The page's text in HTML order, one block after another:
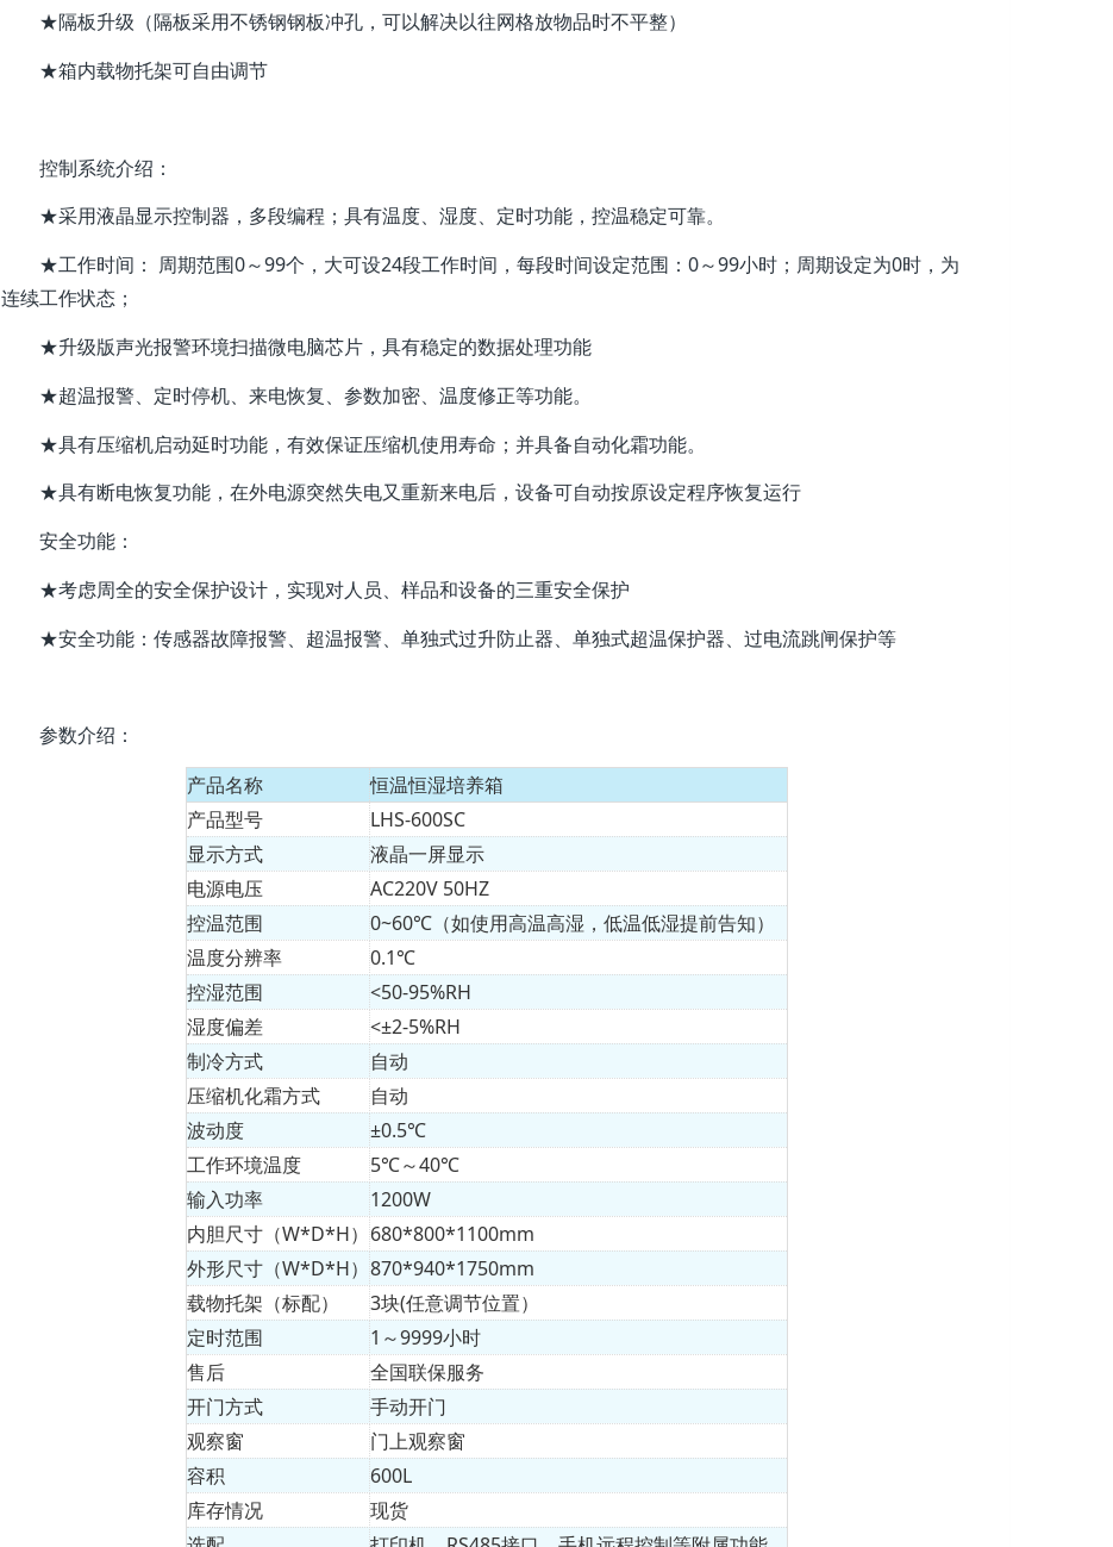
★隔板升级（隔板采用不锈钢钢板冲孔，可以解决以往网格放物品时不平整）
★箱内载物托架可自由调节
控制系统介绍：
★采用液晶显示控制器，多段编程；具有温度、湿度、定时功能，控温稳定可靠。
★工作时间： 周期范围0～99个，大可设24段工作时间，每段时间设定范围：0～99小时；周期设定为0时，为
连续工作状态；
★升级版声光报警环境扫描微电脑芯片，具有稳定的数据处理功能
★超温报警、定时停机、来电恢复、参数加密、温度修正等功能。
★具有压缩机启动延时功能，有效保证压缩机使用寿命；并具备自动化霜功能。
★具有断电恢复功能，在外电源突然失电又重新来电后，设备可自动按原设定程序恢复运行
安全功能：
★考虑周全的安全保护设计，实现对人员、样品和设备的三重安全保护
★安全功能：传感器故障报警、超温报警、单独式过升防止器、单独式超温保护器、过电流跳闸保护等
参数介绍：
产品名称
恒温恒湿培养箱
产品型号
LHS-600SC
显示方式
液晶一屏显示
电源电压
AC220V 50HZ
控温范围
0~60℃（如使用高温高湿，低温低湿提前告知）
温度分辨率
0.1℃
控湿范围
<50-95%RH
湿度偏差
<±2-5%RH
制冷方式
自动
压缩机化霜方式
自动
波动度
±0.5℃
工作环境温度
5℃～40℃
输入功率
1200W
内胆尺寸（W*D*H）680*800*1100mm
外形尺寸（W*D*H）870*940*1750mm
载物托架（标配）
3块(任意调节位置）
定时范围
1～9999小时
售后
全国联保服务
开门方式
手动开门
观察窗
门上观察窗
容积
600L
库存情况
现货